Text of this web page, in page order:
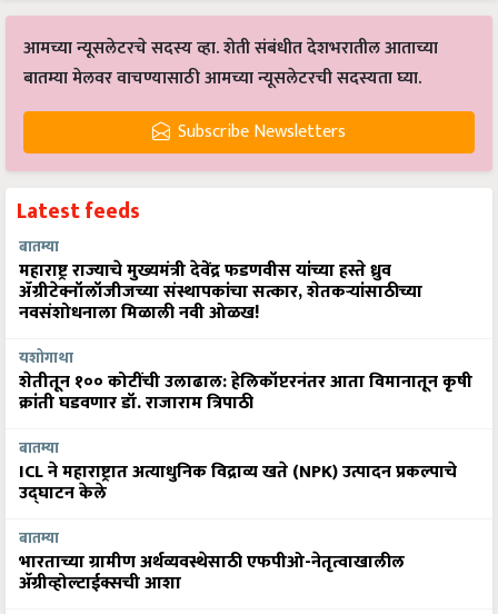
आमच्या न्यूसलेटरचे सदस्य व्हा. शेती संबंधीत देशभरातील आताच्या
बातम्या मेलवर वाचण्यासाठी आमच्या न्यूसलेटरची सदस्यता घ्या.
Subscribe Newsletters
Latest feeds
बातम्या
महाराष्ट्र राज्याचे मुख्यमंत्री देवेंद्र फडणवीस यांच्या हस्ते ध्रुव
ॲग्रीटेक्नॉलॉजीजच्या संस्थापकांचा सत्कार, शेतकऱ्यांसाठीच्या
नवसंशोधनाला मिळाली नवी ओळख!
यशोगाथा
शेतीतून १०० कोटींची उलाढाल: हेलिकॉप्टरनंतर आता विमानातून कृषी
क्रांती घडवणार डॉ. राजाराम त्रिपाठी
बातम्या
ICL ने महाराष्ट्रात अत्याधुनिक विद्राव्य खते (NPK) उत्पादन प्रकल्पाचे
उद्घाटन केले
बातम्या
भारताच्या ग्रामीण अर्थव्यवस्थेसाठी एफपीओ-नेतृत्वाखालील
अ‍ॅग्रीव्होल्टाईक्सची आशा